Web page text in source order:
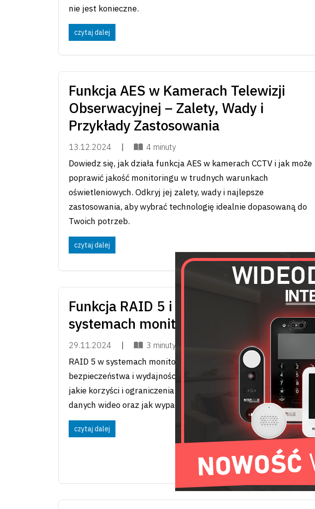
nie jest konieczne.
czytaj dalej
Funkcja AES w Kamerach Telewizji
Obserwacyjnej – Zalety, Wady i
Przykłady Zastosowania
13.12.2024 4 minuty
Dowiedz się, jak działa funkcja AES w kamerach CCTV i jak może
poprawić jakość monitoringu w trudnych warunkach
oświetleniowych. Odkryj jej zalety, wady i najlepsze
zastosowania, aby wybrać technologię idealnie dopasowaną do
Twoich potrzeb.
czytaj dalej
Funkcja RAID 5 i jej zastosowanie w
systemach monitoringu CCTV
29.11.2024 3 minuty
RAID 5 w systemach monitoringu CCTV to idealne połączenie
bezpieczeństwa i wydajności – czy jednak na pewno? Sprawdź,
jakie korzyści i ograniczenia niesie ze sobą RAID 5 w ochronie
danych wideo oraz jak wypada na tle innych poziomów RAID.
czytaj dalej